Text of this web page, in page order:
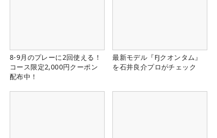
8-9月のプレーに2回使える！
コース限定2,000円クーポン
配布中！
最新モデル『FJクオンタム』
を石井良介プロがチェック